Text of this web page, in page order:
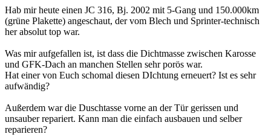
Hab mir heute einen JC 316, Bj. 2002 mit 5-Gang und 150.000km
(grüne Plakette) angeschaut, der vom Blech und Sprinter-technisch
her absolut top war.
Was mir aufgefallen ist, ist dass die Dichtmasse zwischen Karosse
und GFK-Dach an manchen Stellen sehr porös war.
Hat einer von Euch schomal diesen DIchtung erneuert? Ist es sehr
aufwändig?
Außerdem war die Duschtasse vorne an der Tür gerissen und
unsauber repariert. Kann man die einfach ausbauen und selber
reparieren?